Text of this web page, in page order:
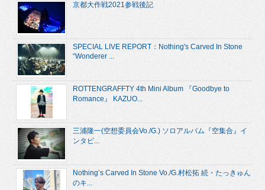
京都大作戦2021参戦後記
SPECIAL LIVE REPORT：Nothing's Carved In Stone
“Wonderer ...
ROTTENGRAFFTY 4th Mini Album 『Goodbye to
Romance』 KAZUO...
三浦隆一(空想委員会Vo./G.) ソロアルバム『空集合』イ
ンタビ...
Nothing’s Carved In Stone Vo./G.村松拓 続・たっきゅん
のキ...